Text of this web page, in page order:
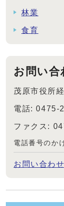
林業
食育
お問い合
茂原市役所
電話: 0475-
ファクス:
電話番号のか
お問い合わ